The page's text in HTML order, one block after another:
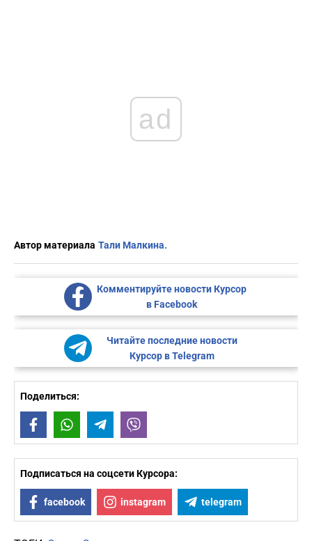
ad
Автор материала Тали Малкина.
Комментируйте новости Курсор
в Facebook
Читайте последние новости
Курсор в Telegram
Поделиться:
FacebookWhatsAppTelegram
Подписаться на соцсети Курсора:
facebook instagram telegram